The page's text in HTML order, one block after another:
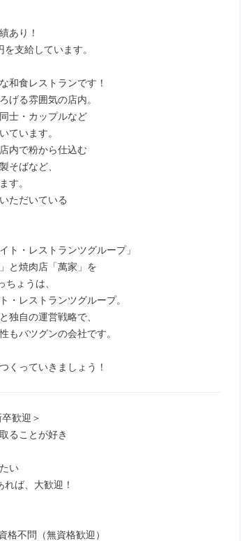
あり！
支給しています。
和食レストランです！
げる雰囲気の店内。
士・カップルなど
ています。
内で粉から仕込む
そばなど、
す。
ただいている
ト・レストランツグループ」
と焼肉店「萬家」を
ょうは、
・レストランツグループ。
独自の運営戦略で、
もバツグンの会社です。
くっていきましょう！
歓迎＞
ることが好き
い
れば、大歓迎！
格不問（無資格歓迎）